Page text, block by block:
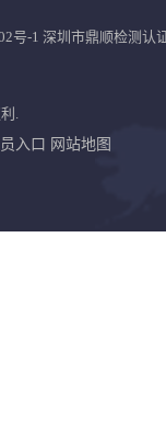
号-1 深圳市鼎顺检测认
.
入口 网站地图